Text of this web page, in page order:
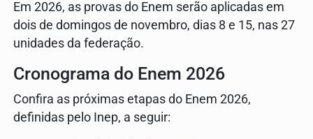
Em 2026, as provas do Enem serão aplicadas em
dois de domingos de novembro, dias 8 e 15, nas 27
unidades da federação.
Cronograma do Enem 2026
Confira as próximas etapas do Enem 2026,
definidas pelo Inep, a seguir: